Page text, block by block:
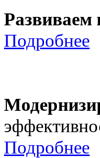
Развиваем
Подробнее
Подробнее